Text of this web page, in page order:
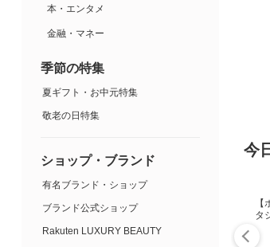
今
タ
本・エンタメ
金融・マネー
季節の特集
夏ギフト・お中元特集
敬老の日特集
ショップ・ブランド
有名ブランド・ショップ
ブランド公式ショップ
Rakuten LUXURY BEAUTY